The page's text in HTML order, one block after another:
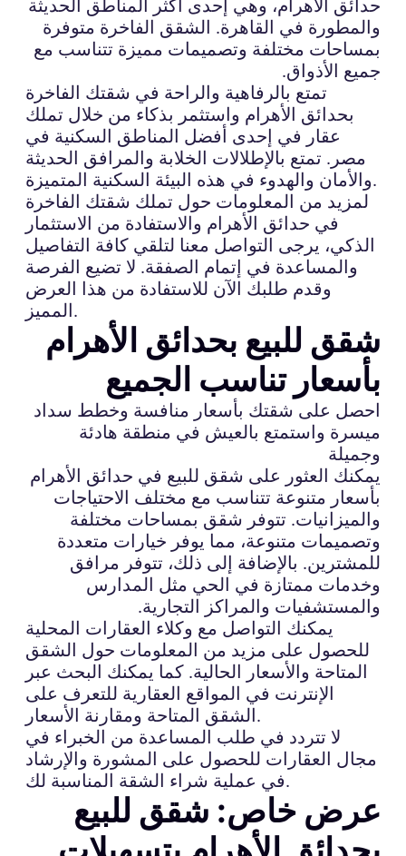
حدائق الأهرام، وهي إحدى أكثر المناطق الحديثة
والمطورة في القاهرة. الشقق الفاخرة متوفرة
بمساحات مختلفة وتصميمات مميزة تتناسب مع
جميع الأذواق.
تمتع بالرفاهية والراحة في شقتك الفاخرة
بحدائق الأهرام واستثمر بذكاء من خلال تملك
عقار في إحدى أفضل المناطق السكنية في
مصر. تمتع بالإطلالات الخلابة والمرافق الحديثة
والأمان والهدوء في هذه البيئة السكنية المتميزة.
لمزيد من المعلومات حول تملك شقتك الفاخرة
في حدائق الأهرام والاستفادة من الاستثمار
الذكي، يرجى التواصل معنا لتلقي كافة التفاصيل
والمساعدة في إتمام الصفقة. لا تضيع الفرصة
وقدم طلبك الآن للاستفادة من هذا العرض
المميز.
شقق للبيع بحدائق الأهرام
بأسعار تناسب الجميع
احصل على شقتك بأسعار منافسة وخطط سداد
ميسرة واستمتع بالعيش في منطقة هادئة
وجميلة
يمكنك العثور على شقق للبيع في حدائق الأهرام
بأسعار متنوعة تتناسب مع مختلف الاحتياجات
والميزانيات. تتوفر شقق بمساحات مختلفة
وتصميمات متنوعة، مما يوفر خيارات متعددة
للمشترين. بالإضافة إلى ذلك، تتوفر مرافق
وخدمات ممتازة في الحي مثل المدارس
والمستشفيات والمراكز التجارية.
يمكنك التواصل مع وكلاء العقارات المحلية
للحصول على مزيد من المعلومات حول الشقق
المتاحة والأسعار الحالية. كما يمكنك البحث عبر
الإنترنت في المواقع العقارية للتعرف على
الشقق المتاحة ومقارنة الأسعار.
لا تتردد في طلب المساعدة من الخبراء في
مجال العقارات للحصول على المشورة والإرشاد
في عملية شراء الشقة المناسبة لك.
عرض خاص: شقق للبيع